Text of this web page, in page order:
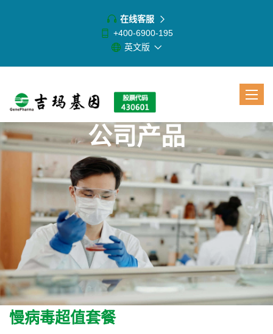
在线客服
+400-6900-195
英文版
Toggle
公司产品
慢病毒超值套餐